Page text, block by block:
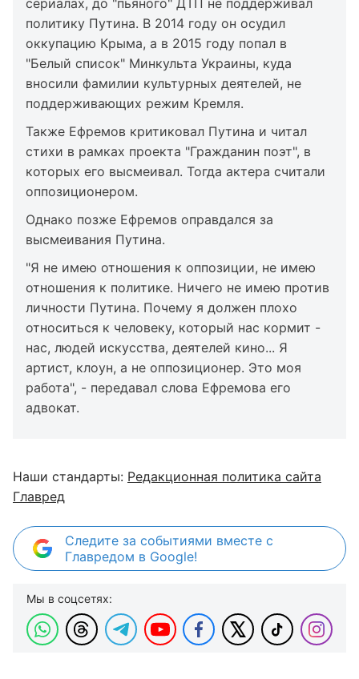
сериалах, до "пьяного" ДТП не поддерживал
политику Путина. В 2014 году он осудил
оккупацию Крыма, а в 2015 году попал в
"Белый список" Минкульта Украины, куда
вносили фамилии культурных деятелей, не
поддерживающих режим Кремля.
Также Ефремов критиковал Путина и читал
стихи в рамках проекта "Гражданин поэт", в
которых его высмеивал. Тогда актера считали
оппозиционером.
Однако позже Ефремов оправдался за
высмеивания Путина.
"Я не имею отношения к оппозиции, не имею
отношения к политике. Ничего не имею против
личности Путина. Почему я должен плохо
относиться к человеку, который нас кормит -
нас, людей искусства, деятелей кино... Я
артист, клоун, а не оппозиционер. Это моя
работа", - передавал слова Ефремова его
адвокат.
Наши стандарты: Редакционная политика сайта
Главред
Следите за событиями вместе с
Главредом в Google!
Мы в соцсетях: